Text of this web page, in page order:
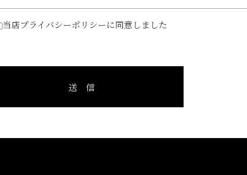
当店プライバシーポリシーに同意しました
送 信